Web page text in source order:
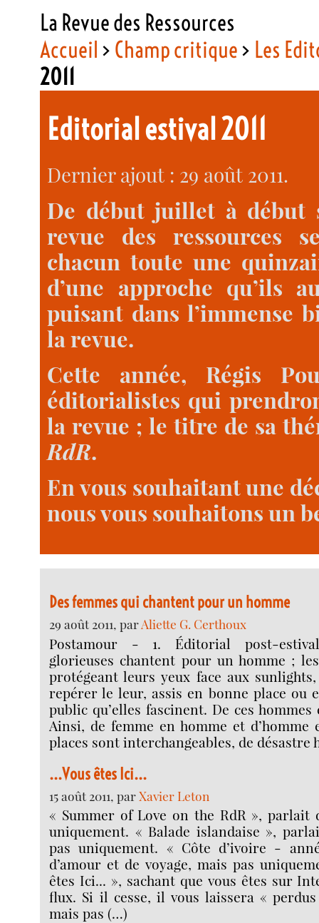
La Revue des Ressources
Accueil > Champ critique> Les
2011
Editorial estival 2011
Dernier ajout : 29 août 2011.
De début juillet à début
revue des ressources
chacun toute une
d’une approche qu’ils
puisant dans l’immense
la revue.
Cette année, Régis
éditorialistes qui
la revue ; le titre de sa
RdR.
En vous souhaitant une
nous vous souhaitons un
Des femmes qui chantent pour un homme
29 août 2011, parAliette G. Certhoux
Postamour - 1. Éditorial post-
glorieuses chantent pour un homme ;
protégeant leurs yeux face aux
repérer le leur, assis en bonne place ou
public qu’elles fascinent. De ces
Ainsi, de femme en homme et d’homme
places sont interchangeables, de désastre
...Vous êtes Ici...
15 août 2011, parXavier Leton
« Summer of Love on the RdR », parlait
uniquement. « Balade islandaise »,
pas uniquement. « Côte d’ivoire -
d’amour et de voyage, mais pas
êtes Ici... », sachant que vous êtes sur
flux. Si il cesse, il vous laissera «
mais pas (…)